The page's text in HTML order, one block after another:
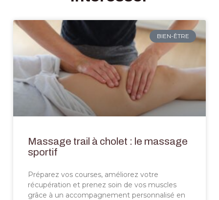
BIEN-ÊTRE
Massage trail à cholet : le massage
sportif
Préparez vos courses, améliorez votre
récupération et prenez soin de vos muscles
grâce à un accompagnement personnalisé en